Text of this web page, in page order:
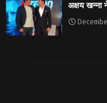
अक्षय खन्ना